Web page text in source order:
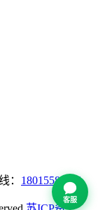
： 18015583211
客服